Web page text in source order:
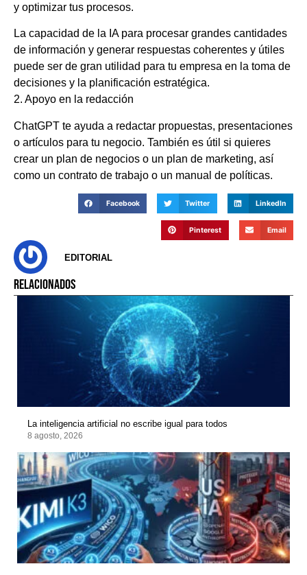
y optimizar tus procesos.
La capacidad de la IA para procesar grandes cantidades
de información y generar respuestas coherentes y útiles
puede ser de gran utilidad para tu empresa en la toma de
decisiones y la planificación estratégica.
2. Apoyo en la redacción
ChatGPT te ayuda a redactar propuestas, presentaciones
o artículos para tu negocio. También es útil si quieres
crear un plan de negocios o un plan de marketing, así
como un contrato de trabajo o un manual de políticas.
Facebook Twitter LinkedIn
Pinterest Email
EDITORIAL
RELACIONADOS
La inteligencia artificial no escribe igual para todos
8 agosto, 2026